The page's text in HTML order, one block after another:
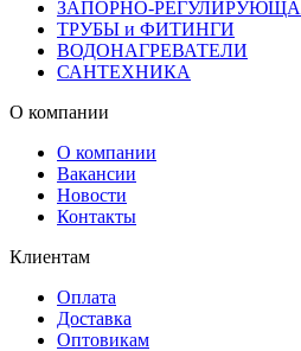
ЗАПОРНО-
ТРУБЫ и ФИТИНГИ
ВОДОНАГРЕВАТЕЛИ
САНТЕХНИКА
О компании
О компании
Вакансии
Новости
Контакты
Клиентам
Оплата
Доставка
Оптовикам